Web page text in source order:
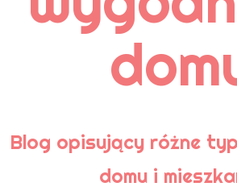
Blog opisujący różne
domu i
Pielęgnacja
Podłoga bambusowa
Podłogi ceramiczne
Podłogi